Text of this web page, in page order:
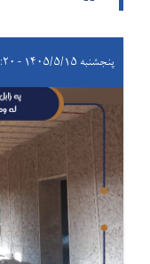
پنجشنبه ۱۴۰۵/۵/۱۵ - ۱۰:۲۰